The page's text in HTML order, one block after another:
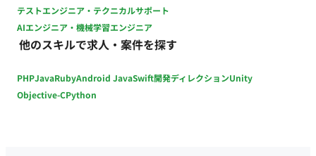
テストエンジニア・テクニカルサポート
AIエンジニア・機械学習エンジニア
他のスキルで求人・案件を探す
PHPJavaRubyAndroid JavaSwift開発ディレクションUnity
Objective-CPython